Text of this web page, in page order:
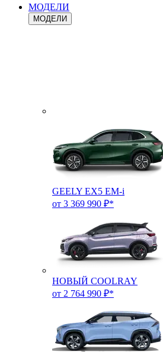
МОДЕЛИ
МОДЕЛИ
GEELY EX5 EM-i
от 3 369 990 ₽*
НОВЫЙ COOLRAY
от 2 764 990 ₽*